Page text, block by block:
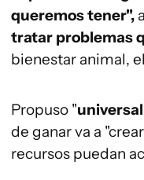
queremos tener",
tratar problemas
bienestar animal,
Propuso "
de ganar va a
recursos puedan